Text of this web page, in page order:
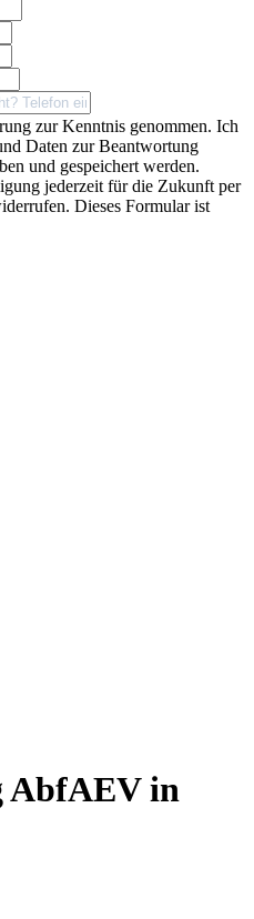
zur Kenntnis genommen. Ich
Daten zur Beantwortung
und gespeichert werden.
jederzeit für die Zukunft per
Dieses Formular ist
AbfAEV in